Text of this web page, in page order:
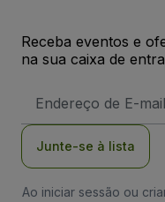
Receba eventos e
na sua caixa de
de
Junte-se à lista
Ao iniciar sessão ou